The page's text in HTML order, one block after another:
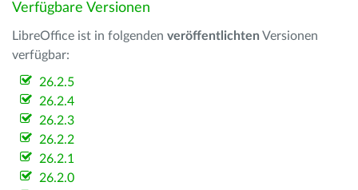
Verfügbare Versionen
LibreOffice ist in folgenden veröffentlichten Versionen
verfügbar:
26.2.5
26.2.4
26.2.3
26.2.2
26.2.1
26.2.0